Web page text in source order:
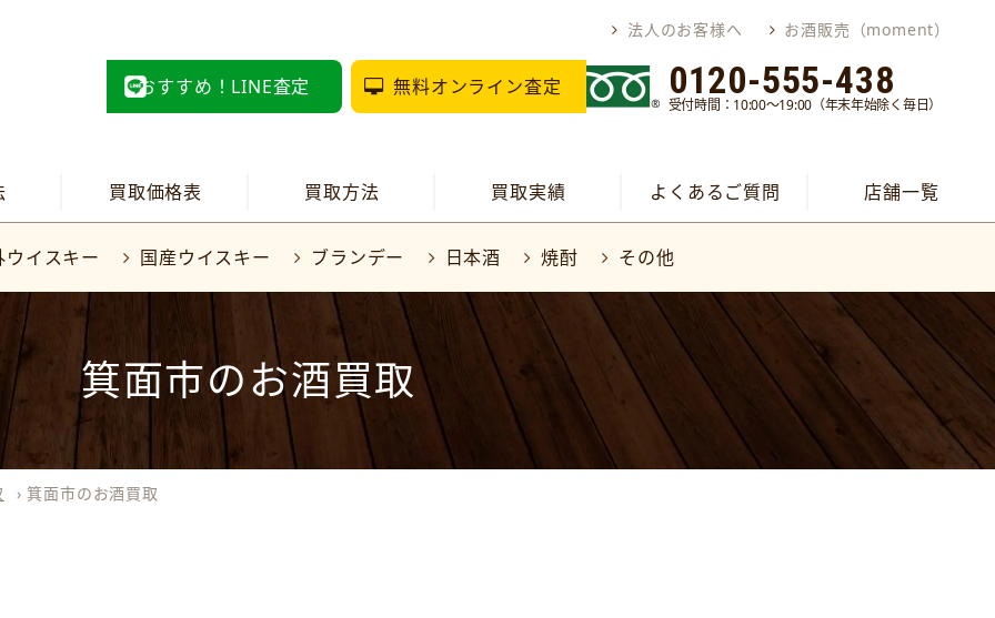
法人のお客様へ お酒販売（moment）
おすすめ！LINE査定 無料オンライン査定 0120-555-438
受付時間：10:00～19:00（年末年始除く毎日）
買取価格表 買取方法 買取実績 よくあるご質問 店舗一覧
ウイスキー 国産ウイスキー ブランデー 日本酒 焼酎 その他
箕面市のお酒買取
›箕面市のお酒買取